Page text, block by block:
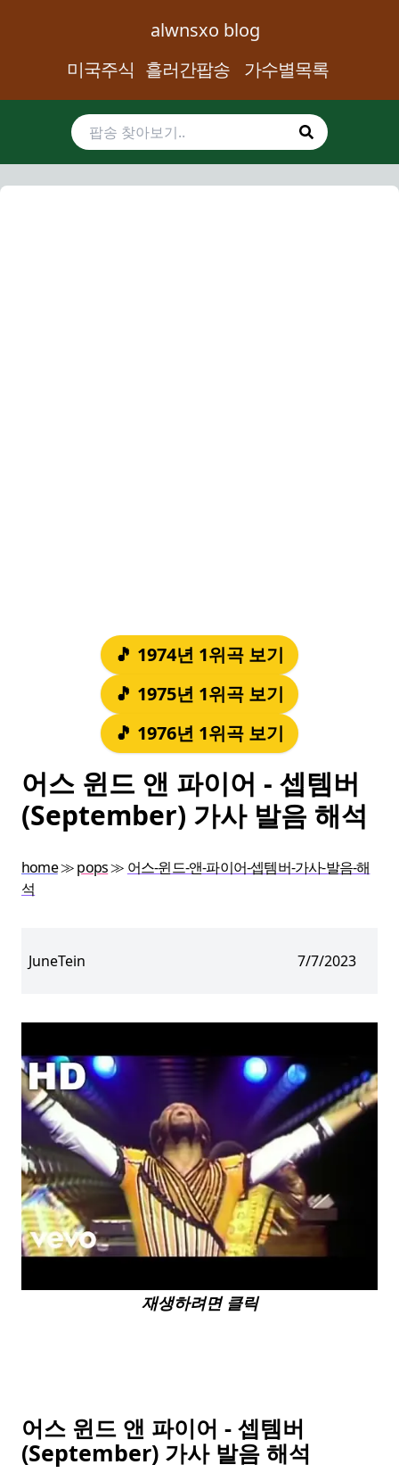
alwnsxo blog
미국주식 흘러간팝송 가수별목록
🎵 1974년 1위곡 보기
🎵 1975년 1위곡 보기
🎵 1976년 1위곡 보기
어스 윈드 앤 파이어 - 셉템버
(September) 가사 발음 해석
home≫pops≫ 어스-윈드-앤-파이어-셉템버-가사-발음-해
석
JuneTein 7/7/2023
재생하려면 클릭
어스 윈드 앤 파이어 - 셉템버
(September) 가사 발음 해석